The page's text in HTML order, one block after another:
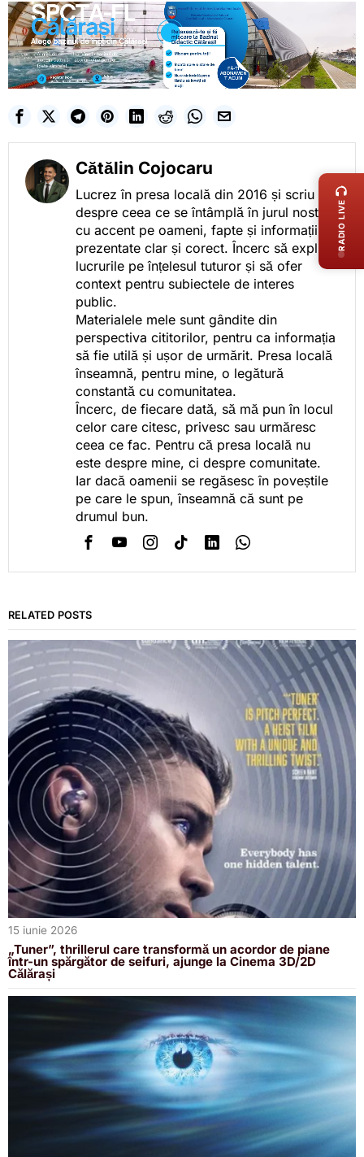
Cătălin Cojocaru
Lucrez în presa locală din 2016 și scriu
despre ceea ce se întâmplă în jurul nostru,
cu accent pe oameni, fapte și informații
prezentate clar și corect. Încerc să explic
lucrurile pe înțelesul tuturor și să ofer
context pentru subiectele de interes
public.
Materialele mele sunt gândite din
perspectiva cititorilor, pentru ca informația
să fie utilă și ușor de urmărit. Presa locală
înseamnă, pentru mine, o legătură
constantă cu comunitatea.
Încerc, de fiecare dată, să mă pun în locul
celor care citesc, privesc sau urmăresc
ceea ce fac. Pentru că presa locală nu
este despre mine, ci despre comunitate.
Iar dacă oamenii se regăsesc în poveștile
pe care le spun, înseamnă că sunt pe
drumul bun.
RELATED POSTS
15 iunie 2026
„Tuner”, thrillerul care transformă un acordor de piane
într-un spărgător de seifuri, ajunge la Cinema 3D/2D
Călărași
RADIO LIVE